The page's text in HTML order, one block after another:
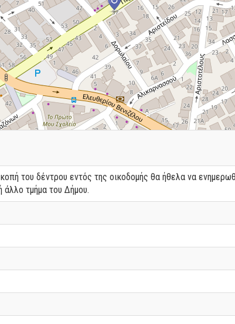
του δέντρου εντός της οικοδομής θα ήθελα να
άλλο τμήμα του Δήμου.